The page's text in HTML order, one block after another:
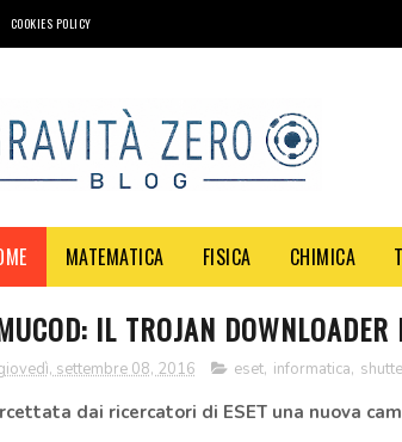
COOKIES POLICY
MATEMATICA FISICA CHIMICA
IL TROJAN
settembre 08, 2016 eset, informatica,
dai ricercatori di ESET una nuova